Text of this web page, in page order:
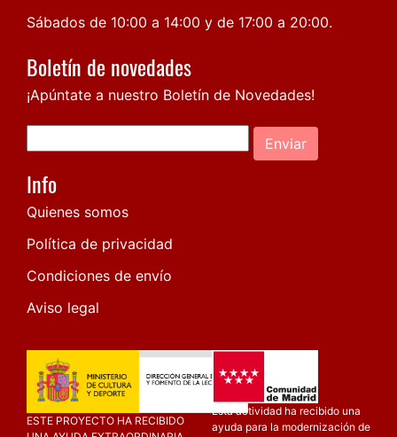
Sábados de 10:00 a 14:00 y de 17:00 a 20:00.
Boletín de novedades
¡Apúntate a nuestro Boletín de Novedades!
Enviar
Info
Quienes somos
Política de privacidad
Condiciones de envío
Aviso legal
ESTE PROYECTO HA RECIBIDO
Esta actividad ha recibido una
ayuda para la modernización de